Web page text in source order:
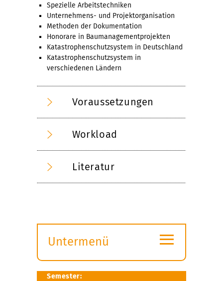
Spezielle Arbeitstechniken
Unternehmens- und Projektorganisation
Methoden der Dokumentation
Honorare in Baumanagementprojekten
Katastrophenschutzsystem in Deutschland
Katastrophenschutzsystem in
verschiedenen Ländern
Voraussetzungen
Workload
Literatur
Untermenü
öffnen
≡
Semester: